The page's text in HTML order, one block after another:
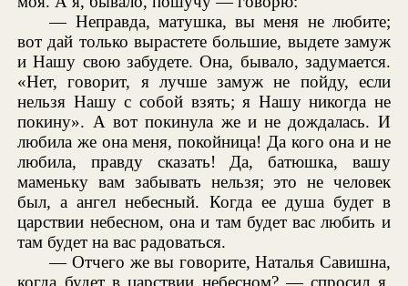
— Неправда, матушка, вы меня не любите;
вот дай только вырастете большие, выдете замуж
и Нашу свою забудете. Она, бывало, задумается.
«Нет, говорит, я лучше замуж не пойду, если
нельзя Нашу с собой взять; я Нашу никогда не
покину». А вот покинула же и не дождалась. И
любила же она меня, покойница! Да кого она и не
любила, правду сказать! Да, батюшка, вашу
маменьку вам забывать нельзя; это не человек
был, а ангел небесный. Когда ее душа будет в
царствии небесном, она и там будет вас любить и
там будет на вас радоваться.
— Отчего же вы говорите, Наталья Савишна,
когда будет в царствии небесном? — спросил я,